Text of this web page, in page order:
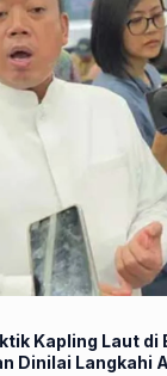
Kapling Laut di
Dinilai Langkahi